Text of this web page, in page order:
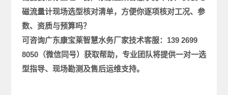
磁流量计现场选型核对清单，方便你逐项核对工况、参
数、资质与预算吗？
可咨询广东康宝莱智慧水务厂家技术客服： 139 2699
8050（微信同号）获取帮助，专业团队将提供一对一选
型指导、现场勘测及售后运维支持。